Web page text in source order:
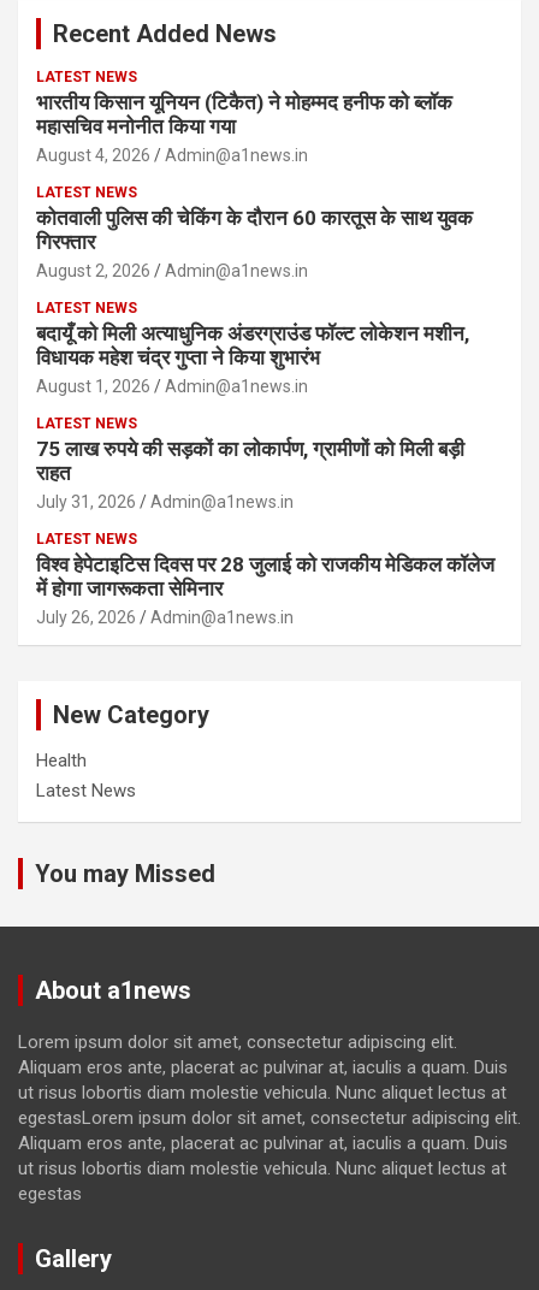
Recent Added News
LATEST NEWS
भारतीय किसान यूनियन (टिकैत) ने मोहम्मद हनीफ को ब्लॉक
महासचिव मनोनीत किया गया
August 4, 2026 Admin@a1news.in
LATEST NEWS
कोतवाली पुलिस की चेकिंग के दौरान 60 कारतूस के साथ युवक
गिरफ्तार
August 2, 2026 Admin@a1news.in
LATEST NEWS
बदायूँ को मिली अत्याधुनिक अंडरग्राउंड फॉल्ट लोकेशन मशीन,
विधायक महेश चंद्र गुप्ता ने किया शुभारंभ
August 1, 2026 Admin@a1news.in
LATEST NEWS
75 लाख रुपये की सड़कों का लोकार्पण, ग्रामीणों को मिली बड़ी
राहत
July 31, 2026 Admin@a1news.in
LATEST NEWS
विश्व हेपेटाइटिस दिवस पर 28 जुलाई को राजकीय मेडिकल कॉलेज
में होगा जागरूकता सेमिनार
July 26, 2026 Admin@a1news.in
New Category
Health
Latest News
You may Missed
About a1news
Lorem ipsum dolor sit amet, consectetur adipiscing elit.
Aliquam eros ante, placerat ac pulvinar at, iaculis a quam. Duis
ut risus lobortis diam molestie vehicula. Nunc aliquet lectus at
egestasLorem ipsum dolor sit amet, consectetur adipiscing elit.
Aliquam eros ante, placerat ac pulvinar at, iaculis a quam. Duis
ut risus lobortis diam molestie vehicula. Nunc aliquet lectus at
egestas
Gallery